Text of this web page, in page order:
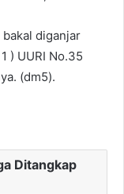
diganjar
) UURI No.35
(dm5).
Ditangkap